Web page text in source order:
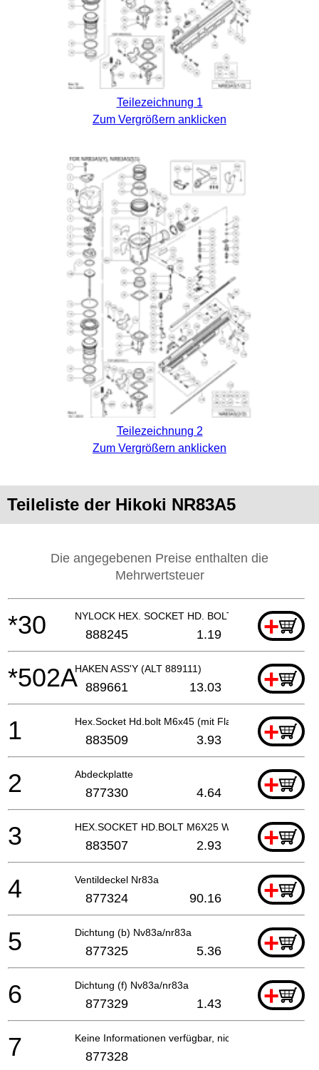
Teilezeichnung 1
Zum Vergrößern anklicken
Teilezeichnung 2
Zum Vergrößern anklicken
Teileliste der Hikoki NR83A5
Die angegebenen Preise enthalten die
Mehrwertsteuer
NYLOCK HEX. SOCKET HD. BOLT M6X18+
*30 888245 1.19
HAKEN ASS'Y (ALT 889111) +
*502A 889661 13.03
Hex.Socket Hd.bolt M6x45 (mit Flansch) +
1 883509 3.93
Abdeckplatte +
2 877330 4.64
HEX.SOCKET HD.BOLT M6X25 W/WASHER
+
3 883507 2.93
Ventildeckel Nr83a +
4 877324 90.16
Dichtung (b) Nv83a/nr83a +
5 877325 5.36
Dichtung (f) Nv83a/nr83a +
6 877329 1.43
Keine Informationen verfügbar, nicht bestellbar
7 877328